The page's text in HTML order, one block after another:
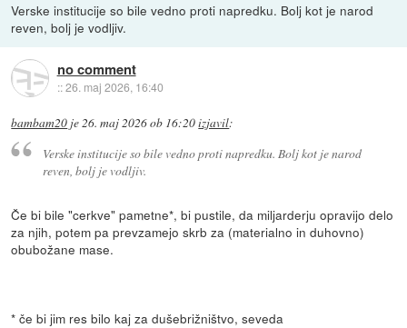
Verske institucije so bile vedno proti napredku. Bolj kot je narod
reven, bolj je vodljiv.
no comment
::26. maj 2026, 16:40
bambam20 je26. maj 2026 ob 16:20izjavil:
Verske institucije so bile vedno proti napredku. Bolj kot je narod
reven, bolj je vodljiv.
Če bi bile "cerkve" pametne*, bi pustile, da miljarderju opravijo delo
za njih, potem pa prevzamejo skrb za (materialno in duhovno)
obubožane mase.
* če bi jim res bilo kaj za dušebrižništvo, seveda